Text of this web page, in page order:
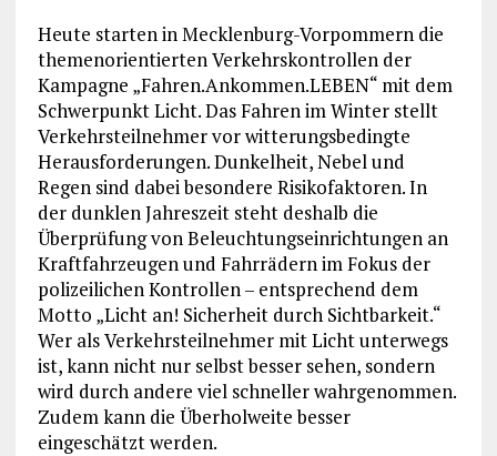
Heute starten in Mecklenburg-Vorpommern die
themenorientierten Verkehrskontrollen der
Kampagne „Fahren.Ankommen.LEBEN“ mit dem
Schwerpunkt Licht. Das Fahren im Winter stellt
Verkehrsteilnehmer vor witterungsbedingte
Herausforderungen. Dunkelheit, Nebel und
Regen sind dabei besondere Risikofaktoren. In
der dunklen Jahreszeit steht deshalb die
Überprüfung von Beleuchtungseinrichtungen an
Kraftfahrzeugen und Fahrrädern im Fokus der
polizeilichen Kontrollen – entsprechend dem
Motto „Licht an! Sicherheit durch Sichtbarkeit.“
Wer als Verkehrsteilnehmer mit Licht unterwegs
ist, kann nicht nur selbst besser sehen, sondern
wird durch andere viel schneller wahrgenommen.
Zudem kann die Überholweite besser
eingeschätzt werden.